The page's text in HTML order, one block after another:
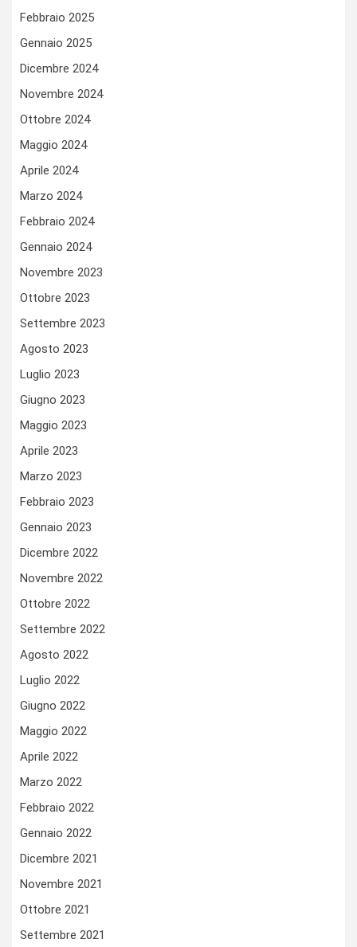
Febbraio 2025
Gennaio 2025
Dicembre 2024
Novembre 2024
Ottobre 2024
Maggio 2024
Aprile 2024
Marzo 2024
Febbraio 2024
Gennaio 2024
Novembre 2023
Ottobre 2023
Settembre 2023
Agosto 2023
Luglio 2023
Giugno 2023
Maggio 2023
Aprile 2023
Marzo 2023
Febbraio 2023
Gennaio 2023
Dicembre 2022
Novembre 2022
Ottobre 2022
Settembre 2022
Agosto 2022
Luglio 2022
Giugno 2022
Maggio 2022
Aprile 2022
Marzo 2022
Febbraio 2022
Gennaio 2022
Dicembre 2021
Novembre 2021
Ottobre 2021
Settembre 2021